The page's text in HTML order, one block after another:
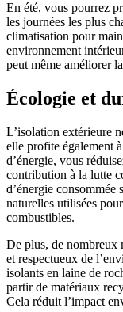
En été, vous pourrez
les journées les plus
climatisation pour
environnement
peut même améliorer
Écologie et
L’isolation extérieure
elle profite également
d’énergie, vous
contribution à la lutte
d’énergie consommée
naturelles utilisées
combustibles.
De plus, de nombreux
et respectueux de
isolants en laine de
partir de matériaux
Cela réduit l’impact